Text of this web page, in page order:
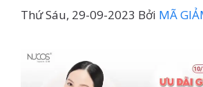
Thứ Sáu, 29-09-2023 Bởi MÃ